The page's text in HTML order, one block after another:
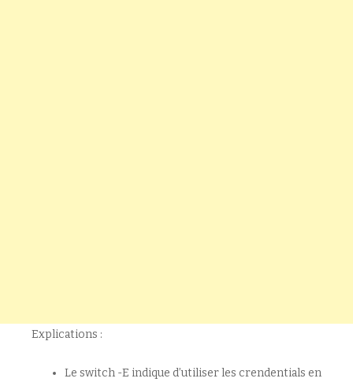
Explications :
Le switch -E indique d’utiliser les crendentials en